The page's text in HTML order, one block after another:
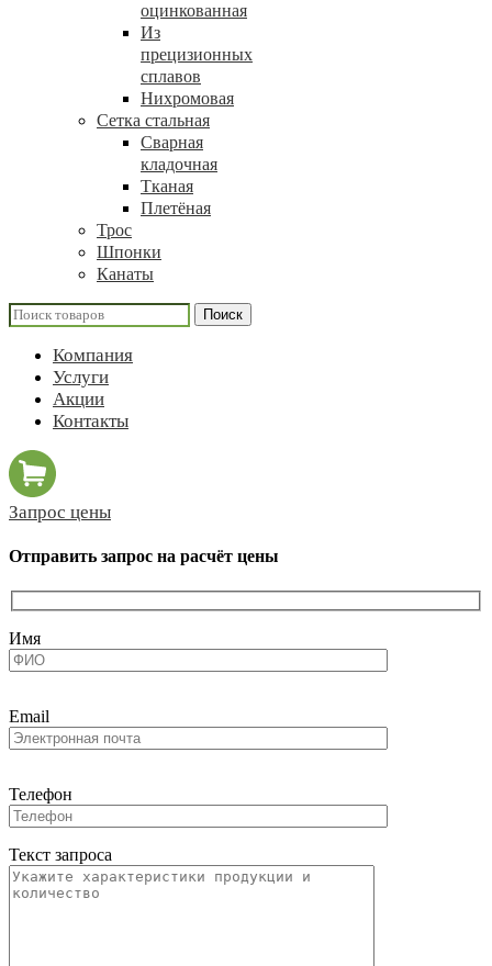
оцинкованная
Из
прецизионных
сплавов
Нихромовая
Сетка стальная
Сварная
кладочная
Тканая
Плетёная
Трос
Шпонки
Канаты
Поиск
Компания
Услуги
Акции
Контакты
Запрос цены
Отправить запрос на расчёт цены
Имя
Email
Телефон
Текст запроса